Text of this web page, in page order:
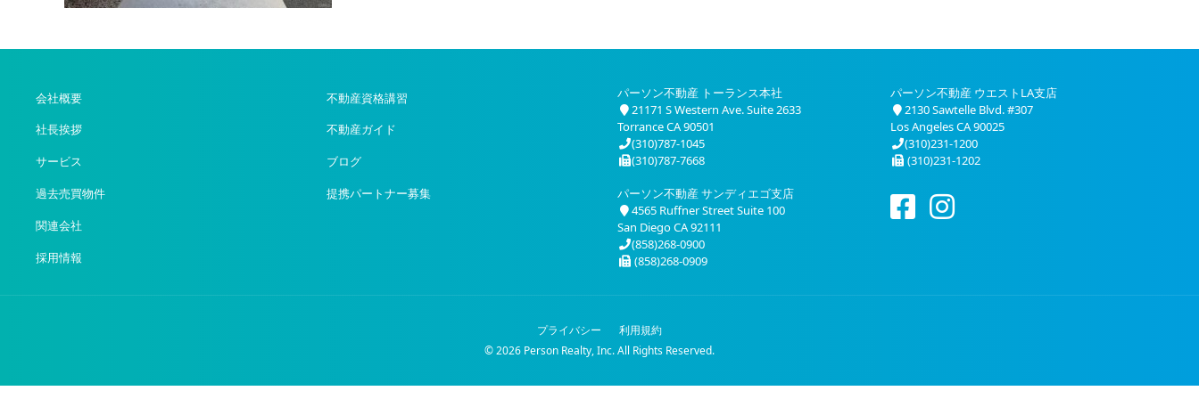
会社概要
社長挨拶
サービス
過去売買物件
関連会社
採用情報
不動産資格講習
不動産ガイド
ブログ
提携パートナー募集
パーソン不動産 トーランス本社
21171 S Western Ave. Suite 2633
Torrance CA 90501
(310)787-1045
(310)787-7668
パーソン不動産 ウエストLA支店
2130 Sawtelle Blvd. #307
Los Angeles CA 90025
(310)231-1200
(310)231-1202
パーソン不動産 サンディエゴ支店
4565 Ruffner Street Suite 100
San Diego CA 92111
(858)268-0900
(858)268-0909
プライバシー
利用規約
© 2026 Person Realty, Inc. All Rights Reserved.